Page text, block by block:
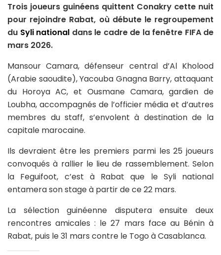
Trois joueurs guinéens quittent Conakry cette nuit
pour rejoindre Rabat, où débute le regroupement
du Syli national dans le cadre de la fenêtre FIFA de
mars 2026.
Mansour Camara, défenseur central d’Al Kholood
(Arabie saoudite), Yacouba Gnagna Barry, attaquant
du Horoya AC, et Ousmane Camara, gardien de
Loubha, accompagnés de l’officier média et d’autres
membres du staff, s’envolent à destination de la
capitale marocaine.
Ils devraient être les premiers parmi les 25 joueurs
convoqués à rallier le lieu de rassemblement. Selon
la Feguifoot, c’est à Rabat que le Syli national
entamera son stage à partir de ce 22 mars.
La sélection guinéenne disputera ensuite deux
rencontres amicales : le 27 mars face au Bénin à
Rabat, puis le 31 mars contre le Togo à Casablanca.